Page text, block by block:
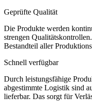
Geprüfte Qualität
Die Produkte werden
strengen
Bestandteil aller
Schnell verfügbar
Durch leistungsfähige
abgestimmte Logistik sind
lieferbar. Das sorgt für